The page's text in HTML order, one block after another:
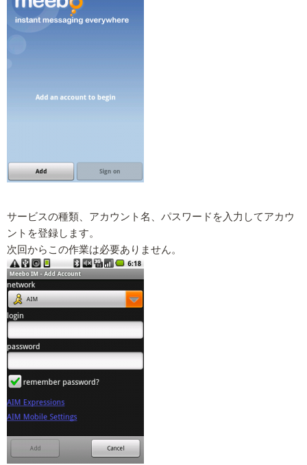
サービスの種類、アカウント名、パスワードを入力してアカウ
ントを登録します。
次回からこの作業は必要ありません。